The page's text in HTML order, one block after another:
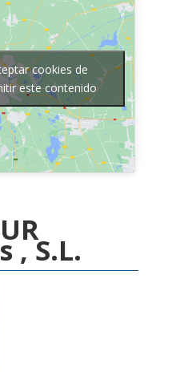
cookies de
este contenido
, S.L.